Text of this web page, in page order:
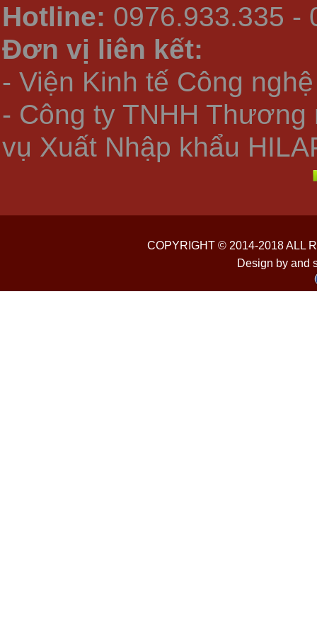
Hotline: 0976.933.335 -
Đơn vị liên kết:
- Viện Kinh tế Công
- Công ty TNHH Thương
vụ Xuất Nhập khẩu
COPYRIGHT © 2014-2018 ALL
Design by and